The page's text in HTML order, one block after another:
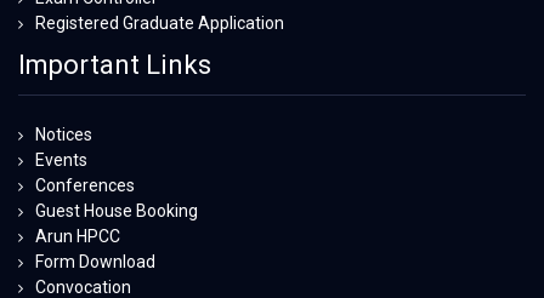
Registered Graduate Application
Important Links
Notices
Events
Conferences
Guest House Booking
Arun HPCC
Form Download
Convocation